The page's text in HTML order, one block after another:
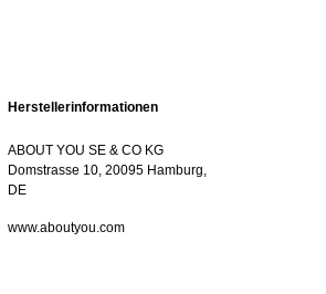
Herstellerinformationen
ABOUT YOU SE & CO KG
Domstrasse 10, 20095 Hamburg,
DE
www.aboutyou.com